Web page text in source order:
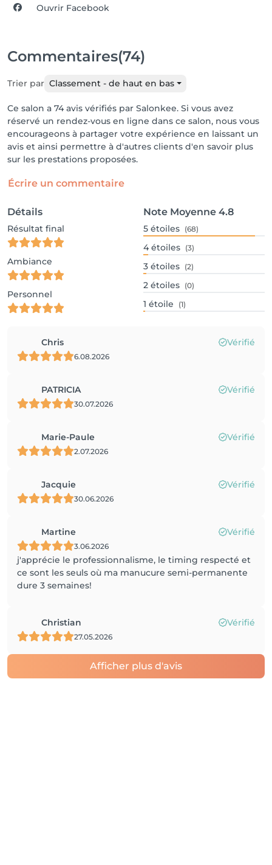
Ouvrir Facebook
Commentaires(74)
Trier par Classement - de haut en bas
Ce salon a 74 avis vérifiés par Salonkee. Si vous avez
réservé un rendez-vous en ligne dans ce salon, nous vous
encourageons à partager votre expérience en laissant un
avis et ainsi permettre à d'autres clients d'en savoir plus
sur les prestations proposées.
Écrire un commentaire
Détails
Résultat final
Ambiance
Personnel
Note Moyenne 4.8
5 étoiles (68)
4 étoiles (3)
3 étoiles (2)
2 étoiles (0)
1 étoile (1)
Chris Vérifié
6.08.2026
PATRICIA Vérifié
30.07.2026
Marie-Paule Vérifié
2.07.2026
Jacquie Vérifié
30.06.2026
Martine Vérifié
3.06.2026
j'apprécie le professionnalisme, le timing respecté et
ce sont les seuls où ma manucure semi-permanente
dure 3 semaines!
Christian Vérifié
27.05.2026
Afficher plus d'avis